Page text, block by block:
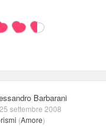
Barbarani
settembre 2008
(Amore)